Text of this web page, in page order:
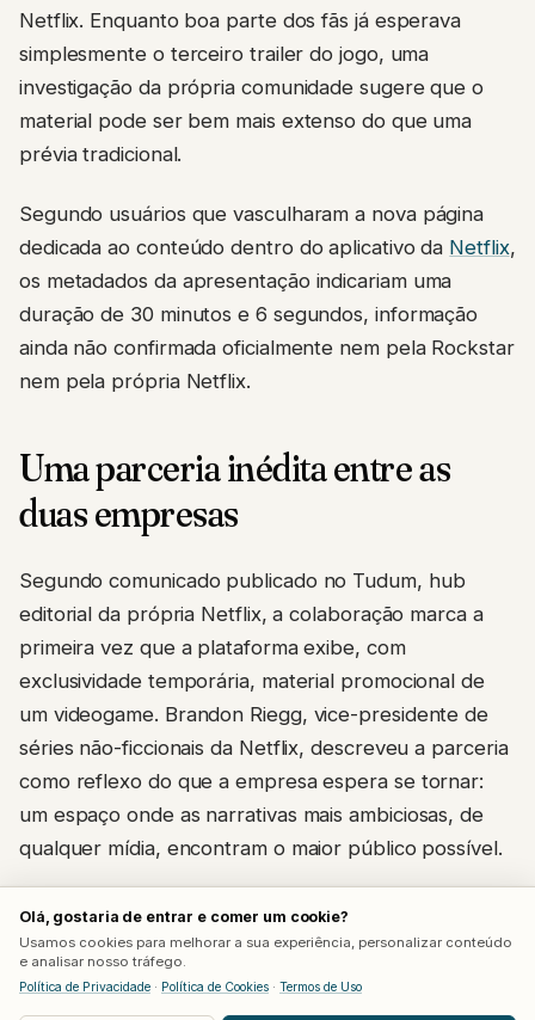
Netflix. Enquanto boa parte dos fãs já esperava
simplesmente o terceiro trailer do jogo, uma
investigação da própria comunidade sugere que o
material pode ser bem mais extenso do que uma
prévia tradicional.
Segundo usuários que vasculharam a nova página
dedicada ao conteúdo dentro do aplicativo da Netflix,
os metadados da apresentação indicariam uma
duração de 30 minutos e 6 segundos, informação
ainda não confirmada oficialmente nem pela Rockstar
nem pela própria Netflix.
Uma parceria inédita entre as
duas empresas
Segundo comunicado publicado no Tudum, hub
editorial da própria Netflix, a colaboração marca a
primeira vez que a plataforma exibe, com
exclusividade temporária, material promocional de
um videogame. Brandon Riegg, vice-presidente de
séries não-ficcionais da Netflix, descreveu a parceria
como reflexo do que a empresa espera se tornar:
um espaço onde as narrativas mais ambiciosas, de
qualquer mídia, encontram o maior público possível.
A exibição acontece às 15h no horário do leste dos
Estados Unidos (16h em Brasília), exclusiva para
assinantes da Netflix por seis horas, antes de chegar
Olá, gostaria de entrar e comer um cookie?
Usamos cookies para melhorar a sua experiência, personalizar conteúdo
e analisar nosso tráfego.
Política de Privacidade · Política de Cookies · Termos de Uso